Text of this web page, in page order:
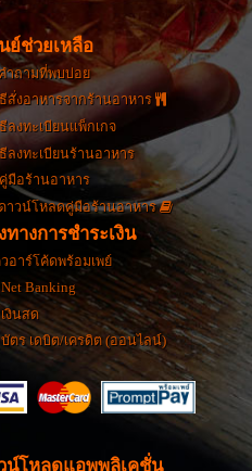
ย์ช่วยเหลือ
ำถามที่พบบ่อย
สั่งอาหารจากร้านอาหาร
ลงทะเบียนแพ็กเกจ
ลงทะเบียนร้านอาหาร
คู่มือร้านอาหาร
ดาวน์โหลดคู่มือร้านอาหาร
ทางการชำระเงิน
อาร์โค้ดพร้อมเพย์
Net Banking
เงินสด
บัตร เดบิต/เครดิต (ออนไลน์)
น์โหลดแอพพลิเคชั่น